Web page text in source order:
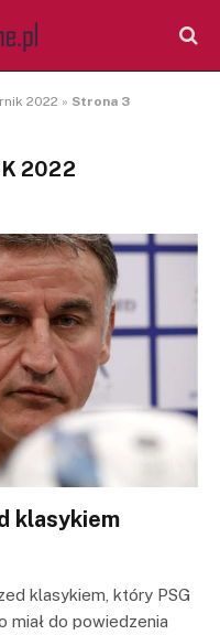
2022 » Strona 3
2022
klasykiem
klasykiem, który PSG
miał do powiedzenia